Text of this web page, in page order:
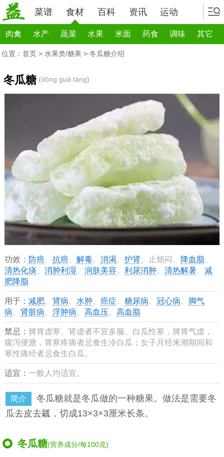
菜谱 食材 百科 资讯 运动
肉禽 水产 蔬菜 水果 米面 药食 调味 其它
位置： 首页 > 水果类/糖果 > 冬瓜糖介绍
冬瓜糖(dōng guā táng)
功效： 防癌、 抗癌、 解毒、 消渴 护肾 、止烦闷、 降血脂、
清热化痰
消肿利湿 润肤美容 利尿消肿 清热解暑、 减
肥降脂
用于： 减肥、 肾病 水肿 癌症 糖尿病 冠心病
脚气
病
肾脏病 浮肿病 高血压 高血脂
禁忌： 脾胃虚寒、肾虚者不宜多服。白瓜性寒，脾胃气虚，
腹泻便溏，胃寒疼痛者忌食生冷白瓜；女子月经来潮期间和
寒性痛经者忌食生白瓜。
适宜： 一般人均适宜。
简介
冬瓜糖就是冬瓜做的一种糖果。做法是需要冬
瓜去皮去瓤，切成13×3×3厘米长条。
冬瓜糖(营养成分/每100克)